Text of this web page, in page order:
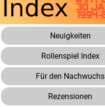
Neuigkeiten
Rollenspiel Index
Für den Nachwuchs
Rezensionen